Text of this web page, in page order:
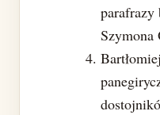
parafrazy